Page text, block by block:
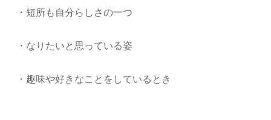
・短所も自分らしさの一つ
・なりたいと思っている姿
・趣味や好きなことをしているとき